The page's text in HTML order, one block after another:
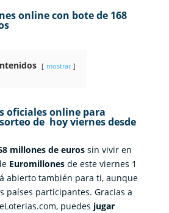
online con bote de 168
mostrar
oficiales online para
de hoy viernes desde
millones de eurossin vivir en
Euromillonesde este viernes 1
abierto también para ti, aunque
países participantes. Gracias a
eLoterias.com, puedes jugar